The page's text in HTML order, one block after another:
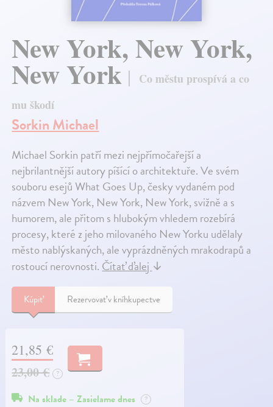
New York, New York,
New York
Co městu prospívá a co
mu škodí
Sorkin Michael
Michael Sorkin patří mezi nejpřímočařejší a
nejbrilantnější autory píšící o architektuře. Ve svém
souboru esejů What Goes Up, česky vydaném pod
názvem New York, New York, New York, svižně a s
humorem, ale přitom s hlubokým vhledem rozebírá
procesy, které z jeho milovaného New Yorku udělaly
město nablýskaných, ale vyprázdněných mrakodrapů a
rostoucí nerovnosti. Čítať ďalej ↓
Kúpiť Rezervovať v kníhkupectve
21,85 €
23,00 € ?
Na sklade – Zasielame dnes ?